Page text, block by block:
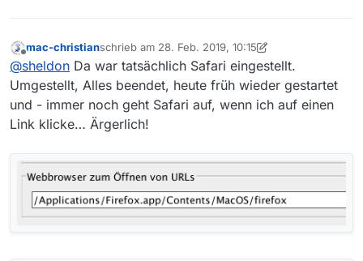
klicke. Und auch da sind es nicht alle
Sendungen, bei denen Safari kommt statt
Firefox…
Offline
mac-christianschrieb am 28. Feb. 2019, 10:15
zuletzt editiert von mac-christian
@sheldon Da war tatsächlich Safari eingestellt.
Umgestellt, Alles beendet, heute früh wieder gestartet
und - immer noch geht Safari auf, wenn ich auf einen
Link klicke… Ärgerlich!